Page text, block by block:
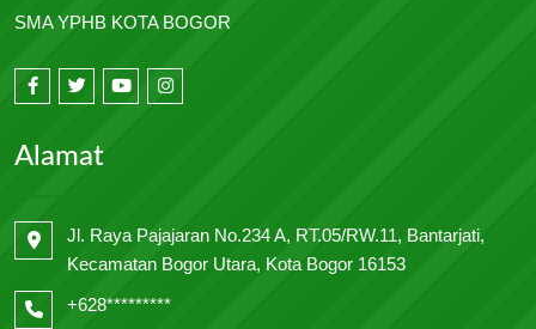
SMA YPHB KOTA BOGOR
Alamat
Jl. Raya Pajajaran No.234 A, RT.05/RW.11, Bantarjati,
Kecamatan Bogor Utara, Kota Bogor 16153
+628*********